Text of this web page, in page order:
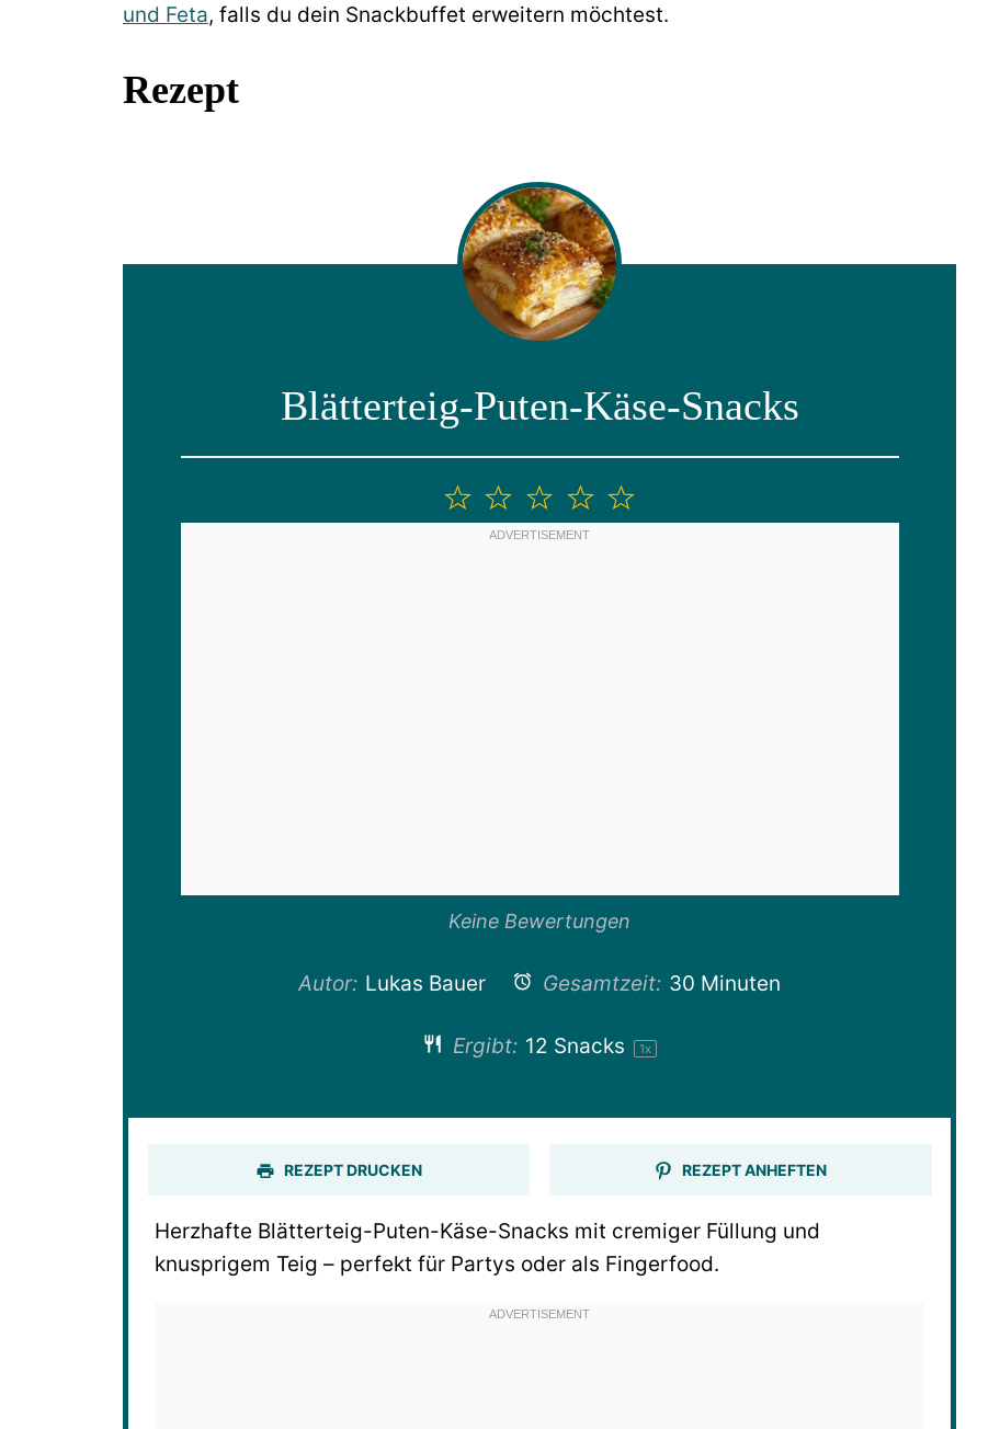
und Feta, falls du dein Snackbuffet erweitern möchtest.
Rezept
Blätterteig-Puten-Käse-Snacks
5
4
3
Sterne
2
Sterne
1
Stern
Keine Bewertungen
Autor: Lukas Bauer Gesamtzeit: 30 Minuten
Ergibt: 12 Snacks 1x
REZEPT DRUCKEN REZEPT ANHEFTEN
Herzhafte Blätterteig-Puten-Käse-Snacks mit cremiger Füllung und
knusprigem Teig – perfekt für Partys oder als Fingerfood.